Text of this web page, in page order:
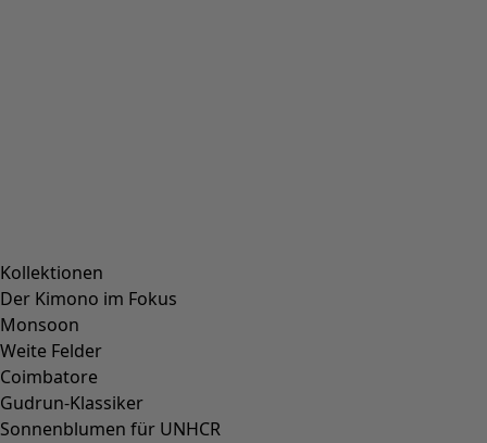
Kollektionen
Der Kimono im Fokus
Monsoon
Weite Felder
Coimbatore
Gudrun-Klassiker
Sonnenblumen für UNHCR